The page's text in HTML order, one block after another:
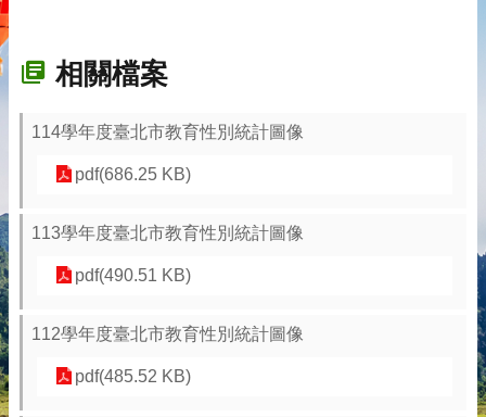
相關檔案
114學年度臺北市教育性別統計圖像
pdf(686.25 KB)
113學年度臺北市教育性別統計圖像
pdf(490.51 KB)
112學年度臺北市教育性別統計圖像
pdf(485.52 KB)